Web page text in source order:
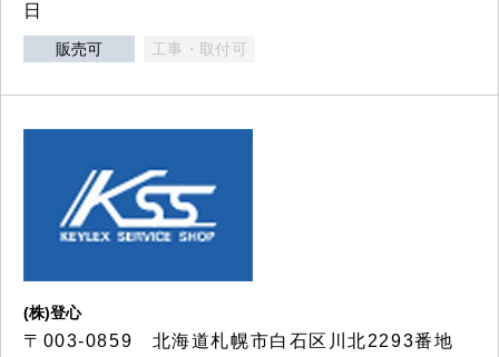
日
販売可 工事・取付可
(株)登心
〒003-0859 北海道札幌市白石区川北2293番地